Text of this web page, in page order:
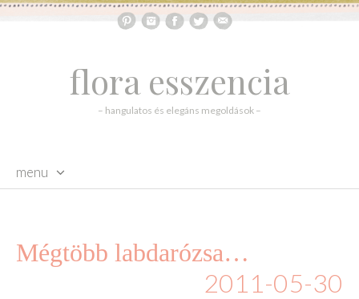
flora esszencia
– hangulatos és elegáns megoldások –
menu
Mégtöbb labdarózsa…
2011-05-30